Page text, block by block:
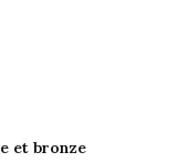
et bronze